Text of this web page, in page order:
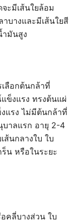
ะมีเส้นใยล้อม
บางและมีเส้นใยสี
ำมันสูง
ลือกต้นกล้าที่
ข็งแรง ทรงต้นแผ่
แรง ไม่มีต้นกล้าที่
าลแรก อายุ 2-4
ส้นกลางใบ ใบ
น หรือในระยะ
คลี่บางส่วน ใบ